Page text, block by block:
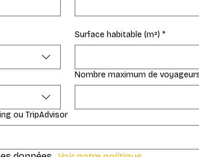
Surface habitable (m²) *
Nombre maximum de
ou TripAdvisor